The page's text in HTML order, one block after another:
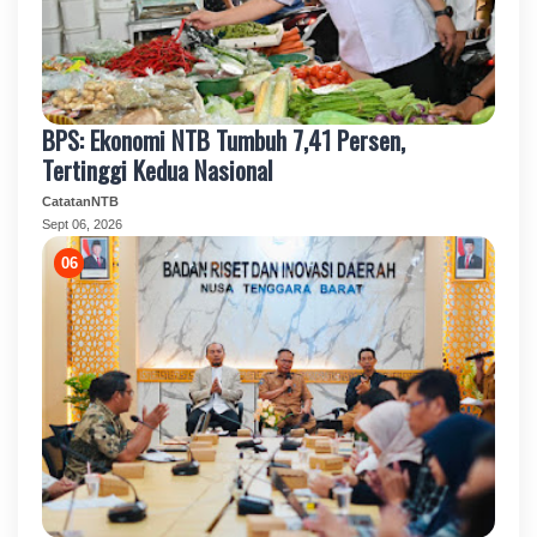
BPS: Ekonomi NTB Tumbuh 7,41 Persen,
Tertinggi Kedua Nasional
CatatanNTB
Sept 06, 2026